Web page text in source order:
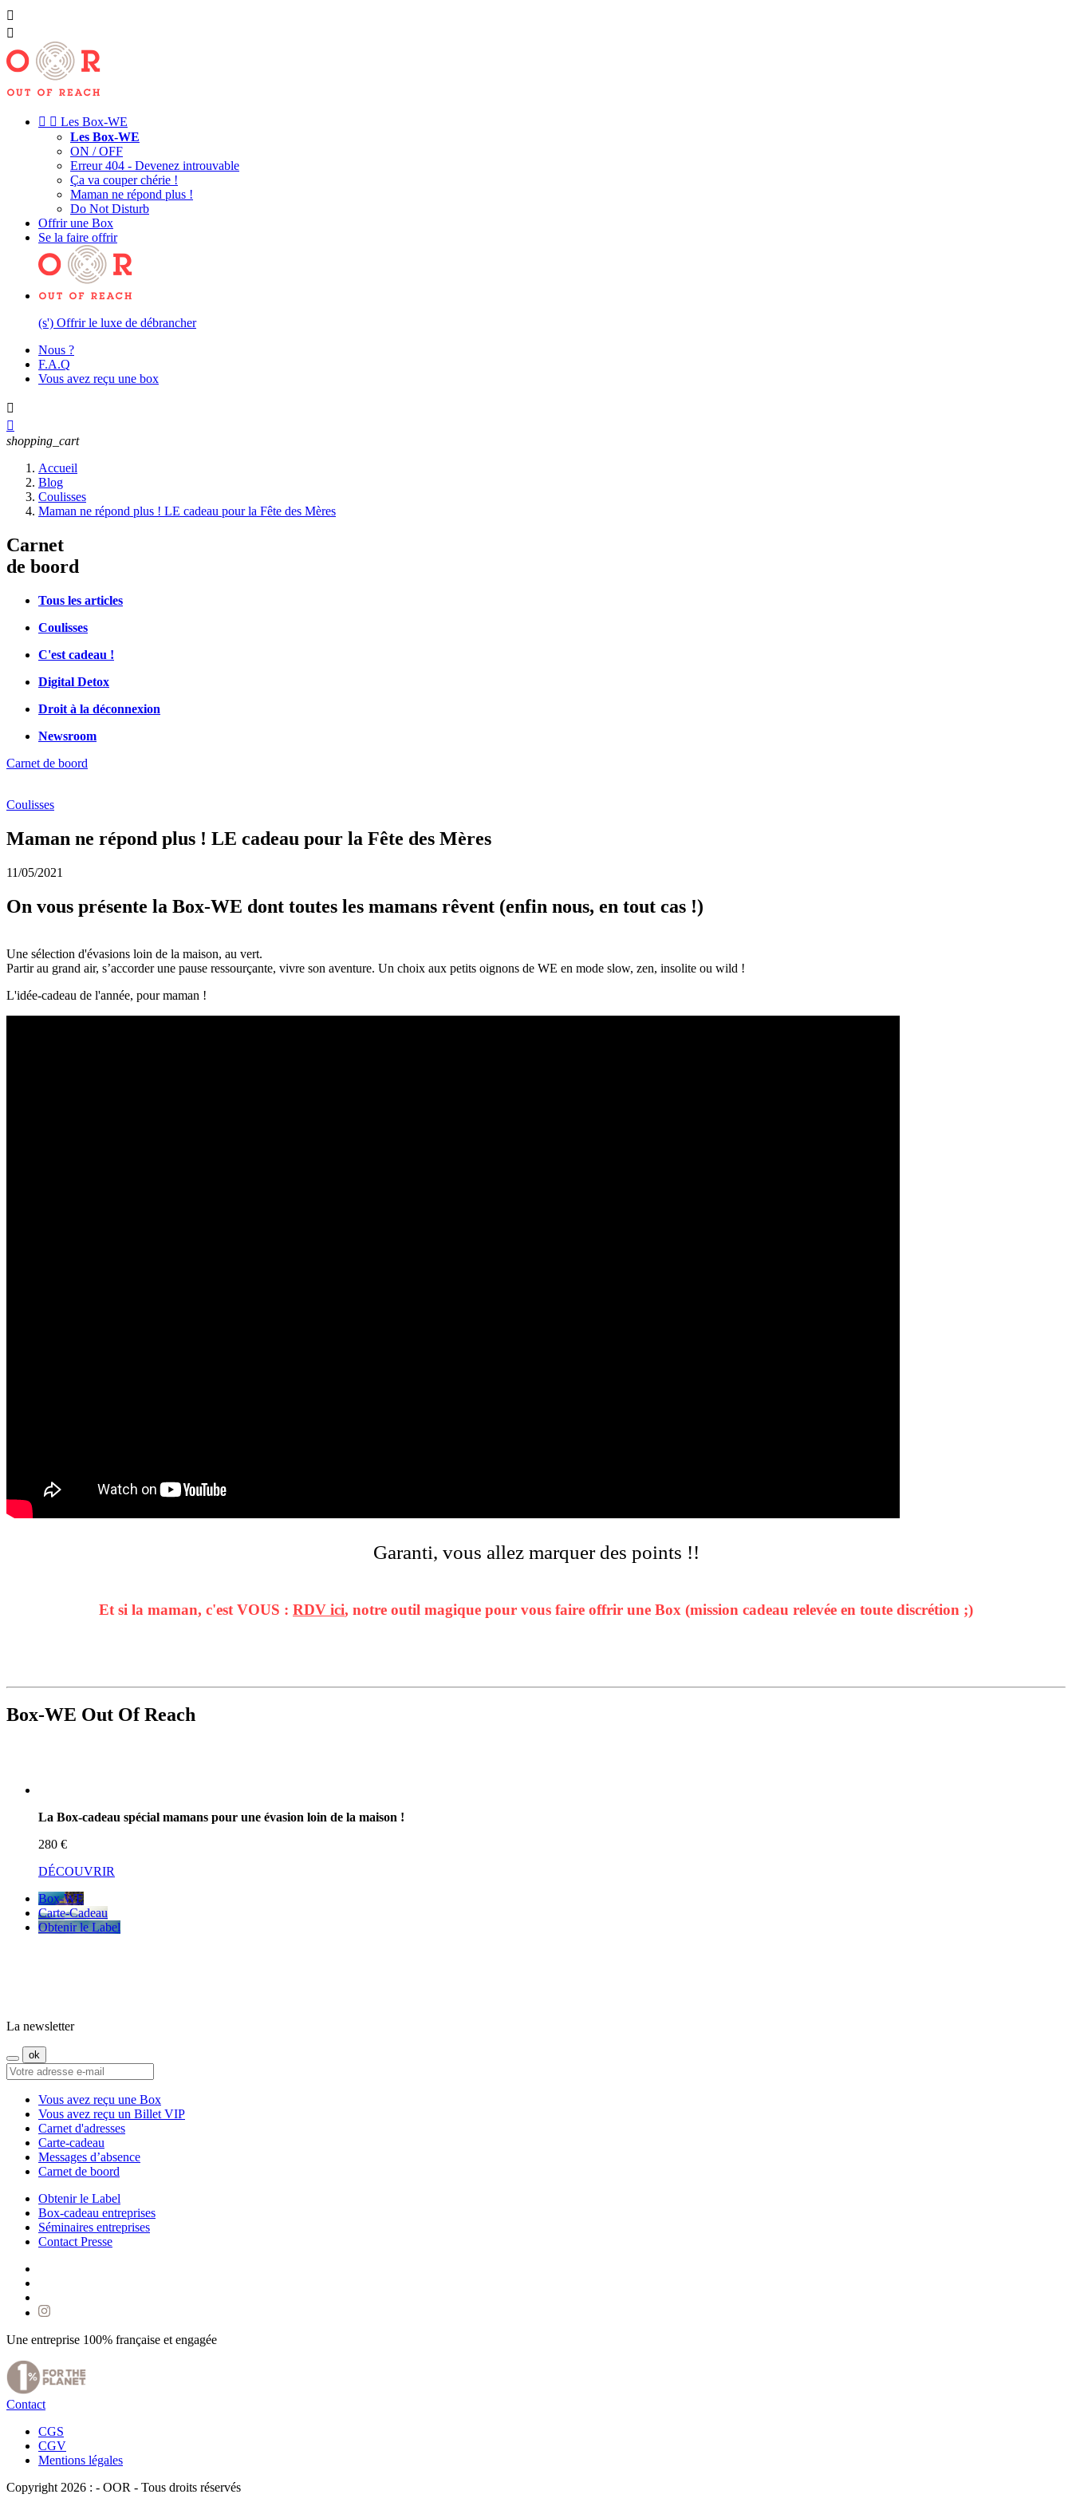


  Les Box-WE
Les Box-WE
ON / OFF
Erreur 404 - Devenez introuvable
Ça va couper chérie !
Maman ne répond plus !
Do Not Disturb
Offrir une Box
Se la faire offrir
(s') Offrir le luxe de débrancher
Nous ?
F.A.Q
Vous avez reçu une box


shopping_cart
Accueil
Blog
Coulisses
Maman ne répond plus ! LE cadeau pour la Fête des Mères
Carnet
de boord
Tous les articles
Coulisses
C'est cadeau !
Digital Detox
Droit à la déconnexion
Newsroom
Carnet de boord
Coulisses
Maman ne répond plus ! LE cadeau pour la Fête des Mères
11/05/2021
On vous présente la Box-WE dont toutes les mamans rêvent (enfin nous, en tout cas !)
Une sélection d'évasions loin de la maison, au vert.
Partir au grand air, s’accorder une pause ressourçante, vivre son aventure. Un choix aux petits oignons de WE en mode slow, zen, insolite ou wild !
L'idée-cadeau de l'année, pour maman !
Garanti, vous allez marquer des points !!
Et si la maman, c'est VOUS : RDV ici, notre outil magique pour vous faire offrir une Box (mission cadeau relevée en toute discrétion ;)
Box-WE Out Of Reach
La Box-cadeau spécial mamans pour une évasion loin de la maison !
280 €
DÉCOUVRIR
Box-WE
Carte-Cadeau
Obtenir le Label
La newsletter
Vous avez reçu une Box
Vous avez reçu un Billet VIP
Carnet d'adresses
Carte-cadeau
Messages d’absence
Carnet de boord
Obtenir le Label
Box-cadeau entreprises
Séminaires entreprises
Contact Presse
Une entreprise 100% française et engagée
Contact
CGS
CGV
Mentions légales
Copyright 2026 : - OOR - Tous droits réservés